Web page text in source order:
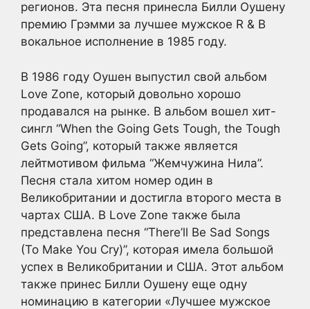
регионов. Эта песня принесла Билли Оушену
премию Грэмми за лучшее мужское R & B
вокальное исполнение в 1985 году.
В 1986 году Оушен выпустил свой альбом
Love Zone, который довольно хорошо
продавался на рынке. В альбом вошел хит-
сингл “When the Going Gets Tough, the Tough
Gets Going”, который также является
лейтмотивом фильма “Жемчужина Нила”.
Песня стала хитом номер один в
Великобритании и достигла второго места в
чартах США. В Love Zone также была
представлена песня “There’ll Be Sad Songs
(To Make You Cry)”, которая имела большой
успех в Великобритании и США. Этот альбом
также принес Билли Оушену еще одну
номинацию в категории «Лучшее мужское